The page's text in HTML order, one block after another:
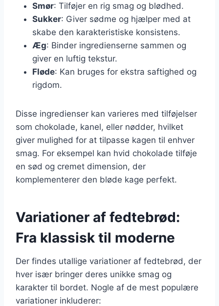
Smør: Tilføjer en rig smag og blødhed.
Sukker: Giver sødme og hjælper med at
skabe den karakteristiske konsistens.
Æg: Binder ingredienserne sammen og
giver en luftig tekstur.
Fløde: Kan bruges for ekstra saftighed og
rigdom.
Disse ingredienser kan varieres med tilføjelser
som chokolade, kanel, eller nødder, hvilket
giver mulighed for at tilpasse kagen til enhver
smag. For eksempel kan hvid chokolade tilføje
en sød og cremet dimension, der
komplementerer den bløde kage perfekt.
Variationer af fedtebrød:
Fra klassisk til moderne
Der findes utallige variationer af fedtebrød, der
hver især bringer deres unikke smag og
karakter til bordet. Nogle af de mest populære
variationer inkluderer: